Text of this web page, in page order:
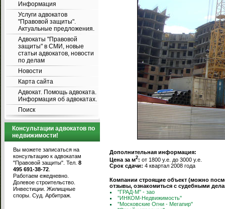
Информация
Услуги адвокатов
"Правовой защиты".
Актуальные предложения.
Адвокаты "Правовой
защиты" в СМИ, новые
статьи адвокатов, новости
по делам
Новости
Карта сайта
Адвокат. Помощь адвоката.
Информация об адвокатах.
Поиск
Консультации адвокатов по
недвижимости!
Вы можете записаться на
консультацию к адвокатам
"Правовой защиты". Тел. 8
495 691-38-72
Работаем ежедневно.
Долевое строительство.
Инвестиции. Жилищные
споры. Суд. Арбитраж.
Дополнительная информация:
Цена за м2: от 1800 у.е. до 3000 у.е.
Срок сдачи: 4 квартал 2008 года
Компании строящие объект (можно
отзывы, ознакомиться с судебными
''ГРАД-М'' - зао
''ИНКОМ-Недвижимость''
''Московские Огни - Мегапир''